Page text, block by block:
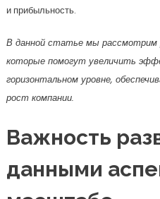
и прибыльность.
В данной статье мы
которые помогут увеличить
горизонтальном уровне,
рост компании.
Важность
данными